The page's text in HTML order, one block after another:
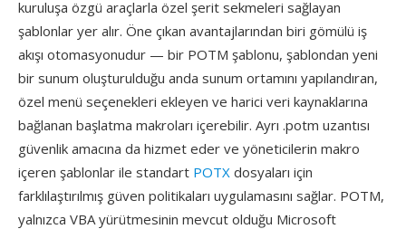
kuruluşa özgü araçlarla özel şerit sekmeleri sağlayan
şablonlar yer alır. Öne çıkan avantajlarından biri gömülü iş
akışı otomasyonudur — bir POTM şablonu, şablondan yeni
bir sunum oluşturulduğu anda sunum ortamını yapılandıran,
özel menü seçenekleri ekleyen ve harici veri kaynaklarına
bağlanan başlatma makroları içerebilir. Ayrı .potm uzantısı
güvenlik amacına da hizmet eder ve yöneticilerin makro
içeren şablonlar ile standart POTX dosyaları için
farklılaştırılmış güven politikaları uygulamasını sağlar. POTM,
yalnızca VBA yürütmesinin mevcut olduğu Microsoft